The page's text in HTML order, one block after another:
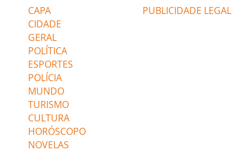
de
termina o relacionamento dos dois.
CAPA
CIDADE
GERAL
POLÍTICA
ESPORTES
POLÍCIA
MUNDO
TURISMO
CULTURA
HORÓSCOPO
NOVELAS
PUBLICIDADE LEGAL